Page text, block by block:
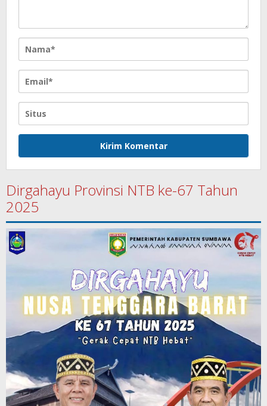
Dirgahayu Provinsi NTB ke-67 Tahun
2025